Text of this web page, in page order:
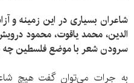
شاعران بسیاری در این زمینه
الدین، محمد یاقوت، محمود
سرودن شعر با موضع فلسطین چه
به جرات می‌توان گفت هیچ